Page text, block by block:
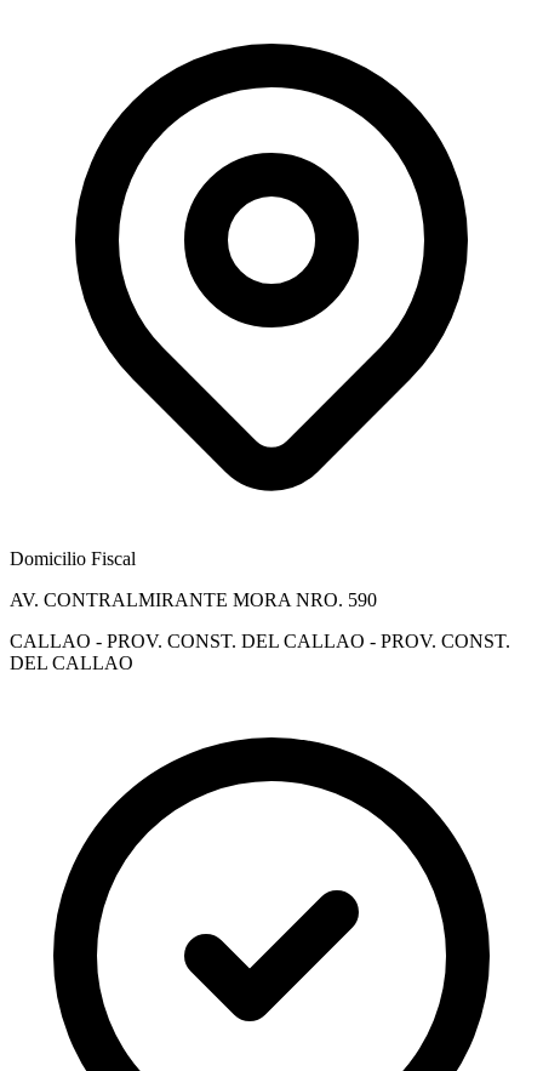
Domicilio Fiscal
AV. CONTRALMIRANTE MORA NRO. 590
CALLAO - PROV. CONST. DEL CALLAO - PROV. CONST.
DEL CALLAO